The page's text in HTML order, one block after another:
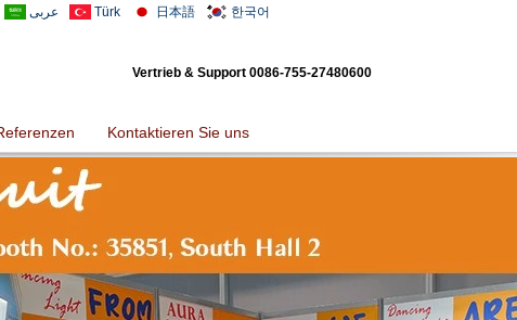
عربى Türk 日本語 한국어
Vertrieb & Support 0086-755-27480600
Kontaktieren Sie uns